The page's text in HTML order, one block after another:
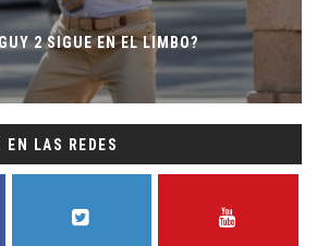
2 SIGUE EN EL LIMBO?
EN LAS REDES